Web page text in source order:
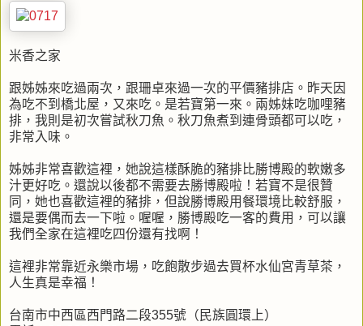
米香之家
跟姊姊來吃過兩次，跟珊卓來過一次的平價豬排店。昨天因
為吃不到橋北屋，又來吃。是若寶第一來。兩姊妹吃咖哩豬
排，我則是初次嘗試秋刀魚。秋刀魚煮到連骨頭都可以吃，
非常入味。
姊姊非常喜歡這裡，她說這樣酥脆的豬排比勝博殿的軟嫩多
汁更好吃。還說以後都不需要去勝博殿啦！若寶不是很贊
同，她也喜歡這裡的豬排，但說勝博殿用餐環境比較舒服，
還是要偶而去一下啦。喔喔，勝博殿吃一客的費用，可以讓
我們全家在這裡吃四份還有找啊！
這裡非常靠近永樂市場，吃飽散步過去買杯水仙宮青草茶，
人生真是幸福！
台南市中西區西門路二段355號（民族圓環上）